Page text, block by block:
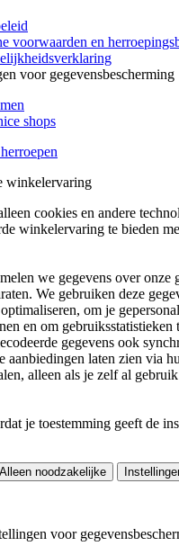
voorwaarden en
voor gegevensbescherming
shops
winkelervaring
cookies en andere
winkelervaring te bieden
we gegevens over onze
We gebruiken deze
om je
en om gebruiksstatistieken
gegevens ook
aanbiedingen laten zien via
alleen als je zelf al
je toestemming geeft de
Alleen noodzakelijke
voor